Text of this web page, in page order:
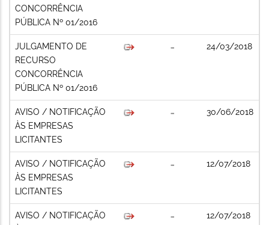
CONCORRÊNCIA
PÚBLICA Nº 01/2016
JULGAMENTO DE
RECURSO
CONCORRÊNCIA
PÚBLICA Nº 01/2016
24/03/2018
AVISO / NOTIFICAÇÃO
ÀS EMPRESAS
LICITANTES
30/06/2018
AVISO / NOTIFICAÇÃO
ÀS EMPRESAS
LICITANTES
12/07/2018
AVISO / NOTIFICAÇÃO
12/07/2018